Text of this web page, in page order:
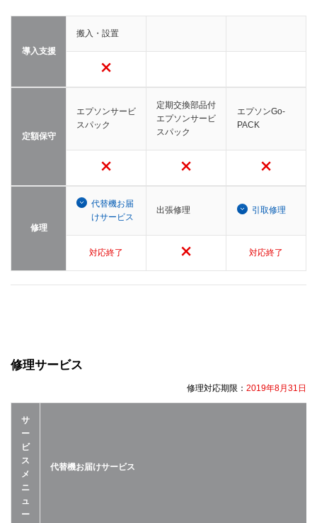
導入支援
搬入・設置
定額保守
エプソンサービ
スパック
定期交換部品付
エプソンサービ
スパック
エプソンGo-
PACK
修理
代替機お届
けサービス
出張修理 引取修理
対応終了 対応終了
修理サービス
修理対応期限： 2019年8月31日
サ
ー
ビ
ス
メ
ニ
ュ
ー
代替機お届けサービス